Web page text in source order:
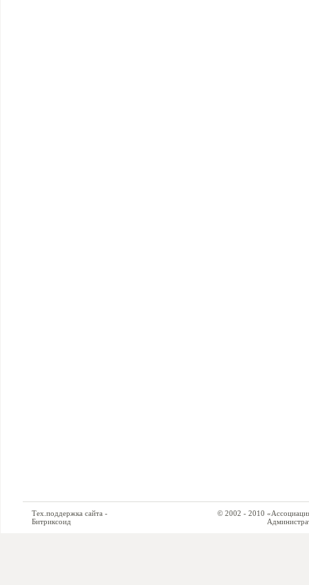
Тех.поддержка сайта -
Битриксоид
© 2002 - 2010 «Ассоциация